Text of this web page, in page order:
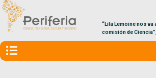
“Lila Lemoine nos va a
comisión de Ciencia”,